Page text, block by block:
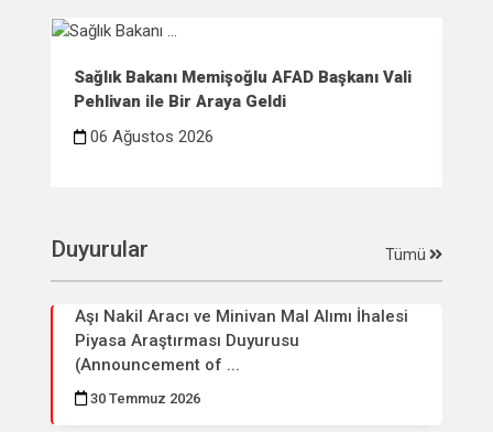
Sağlık Bakanı Memişoğlu AFAD Başkanı Vali
Pehlivan ile Bir Araya Geldi
06 Ağustos 2026
Duyurular Tümü
Aşı Nakil Aracı ve Minivan Mal Alımı İhalesi
Piyasa Araştırması Duyurusu
(Announcement of ...
30 Temmuz 2026